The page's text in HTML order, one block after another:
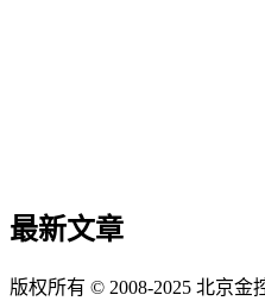
最新文章
版权所有 © 2008-2025 北京金